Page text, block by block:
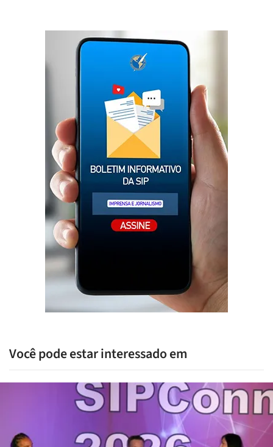
Você pode estar interessado em